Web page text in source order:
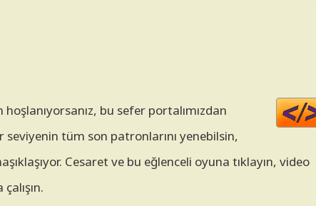
bu sefer portalımızdan
seviyenin tüm son patronlarını yenebilsin,
Cesaret ve bu eğlenceli oyuna tıklayın, video